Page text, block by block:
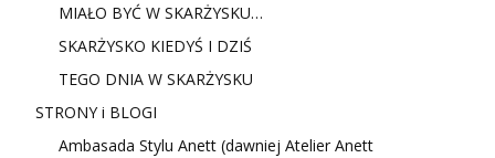
MIAŁO BYĆ W SKARŻYSKU…
SKARŻYSKO KIEDYŚ I DZIŚ
TEGO DNIA W SKARŻYSKU
STRONY i BLOGI
Ambasada Stylu Anett (dawniej Atelier Anett